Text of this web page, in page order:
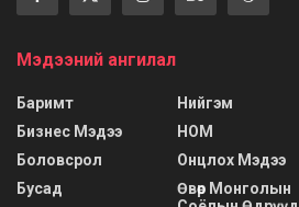
Мэдээний ангилал
Баримт
Бизнес Мэдээ
Боловсрол
Бусад
Нийгэм
НОМ
Онцлох Мэдээ
Өвөр Монголын